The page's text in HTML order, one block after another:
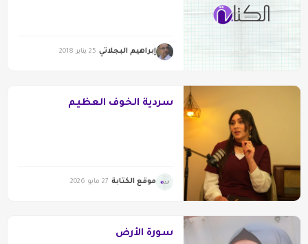
إبراهيم البجلاتي 25 يناير 2018
سردية الخوف العظيم
موقع الكتابة 27 مايو 2026
سورة الأرض